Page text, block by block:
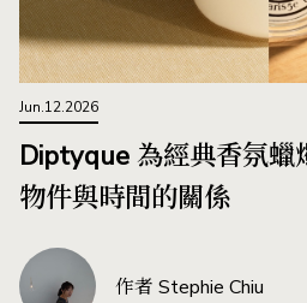
Jun.12.2026
Diptyque 為經典香氛蠟
物件與時間的關係
作者 Stephie Chiu